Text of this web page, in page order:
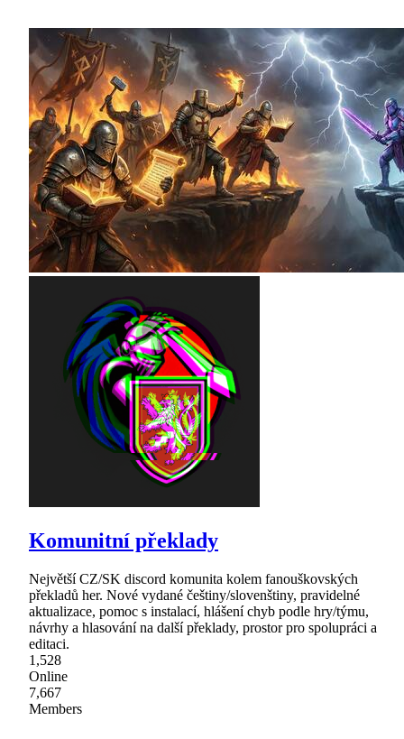
Komunitní překlady
Největší CZ/SK discord komunita kolem fanouškovských
překladů her. Nové vydané češtiny/slovenštiny, pravidelné
aktualizace, pomoc s instalací, hlášení chyb podle hry/týmu,
návrhy a hlasování na další překlady, prostor pro spolupráci a
editaci.
1,528
Online
7,667
Members